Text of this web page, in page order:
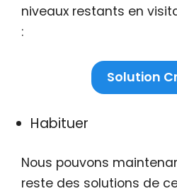
niveaux restants en
:
Solution
Habituer
Nous pouvons
reste des solutions de